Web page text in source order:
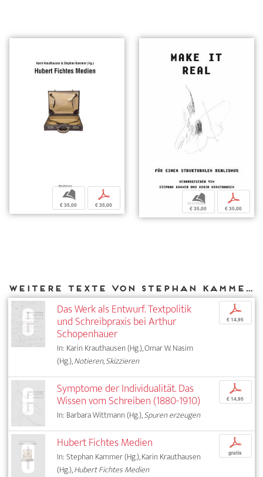
b
€ 35,00
p
€ 35,00
b
€ 35,00
p
€ 35,00
Weitere Texte von Stephan Kammer bei DIAPHANES
Das Werk als Entwurf. Textpolitik
und Schreibpraxis bei Arthur
Schopenhauer
In: Karin Krauthausen (Hg.), Omar W. Nasim
(Hg.),Notieren, Skizzieren
p
€ 14,95
Symptome der Individualität. Das
Wissen vom Schreiben (1880-1910)
In: Barbara Wittmann (Hg.),Spuren erzeugen
p
€ 14,95
Hubert Fichtes Medien
In: Stephan Kammer (Hg.), Karin Krauthausen
(Hg.),Hubert Fichtes Medien
p
gratis